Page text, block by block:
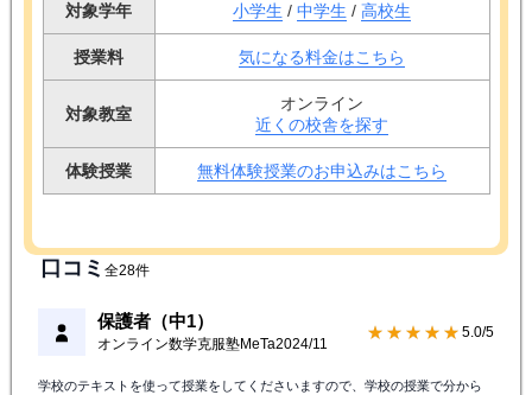
対象学年 小学生 / 中学生 / 高校生
授業料 気になる料金はこちら
対象教室
オンライン
近くの校舎を探す
体験授業 無料体験授業のお申込みはこちら
口コミ 全28件
保護者（中1）
オンライン数学克服塾MeTa2024/11
★★★★★ 5.0/5
学校のテキストを使って授業をしてくださいますので、学校の授業で分から